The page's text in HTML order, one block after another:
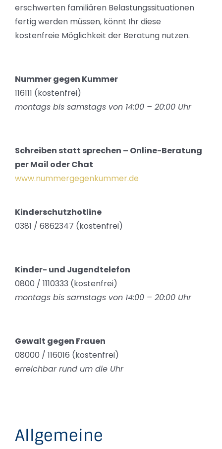
erschwerten familiären Belastungssituationen
fertig werden müssen, könnt Ihr diese
kostenfreie Möglichkeit der Beratung nutzen.
Nummer gegen Kummer
116111 (kostenfrei)
montags bis samstags von 14:00 – 20:00 Uhr
Schreiben statt sprechen – Online-Beratung
per Mail oder Chat
www.nummergegenkummer.de
Kinderschutzhotline
0381 / 6862347 (kostenfrei)
Kinder- und Jugendtelefon
0800 / 1110333 (kostenfrei)
montags bis samstags von 14:00 – 20:00 Uhr
Gewalt gegen Frauen
08000 / 116016 (kostenfrei)
erreichbar rund um die Uhr
Allgemeine